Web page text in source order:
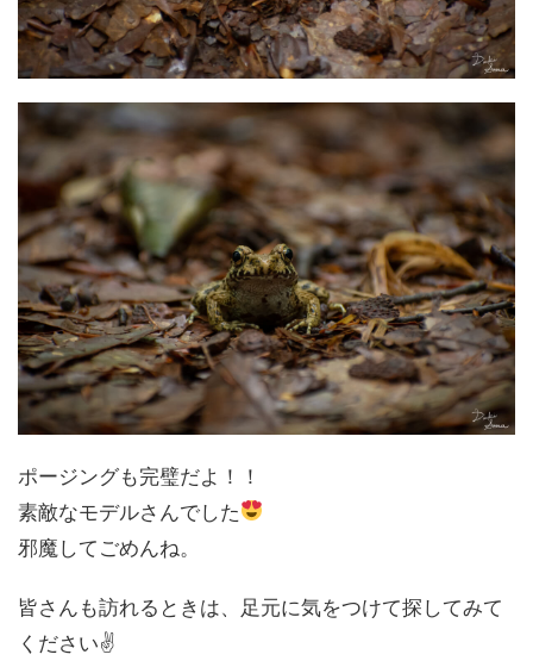
ポージングも完璧だよ！！
素敵なモデルさんでした
邪魔してごめんね。
皆さんも訪れるときは、足元に気をつけて探してみて
ください✌️